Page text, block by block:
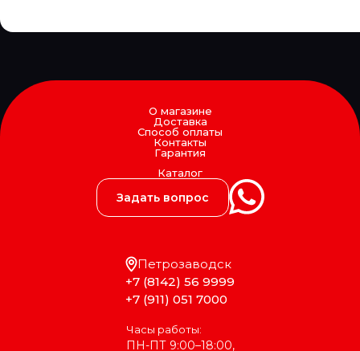
О магазине
Доставка
Способ оплаты
Контакты
Гарантия
Каталог
Петрозаводск
+7 (8142) 56 9999
+7 (911) 051 7000
Часы работы:
ПН-ПТ 9:00–18:00,
Задать вопрос